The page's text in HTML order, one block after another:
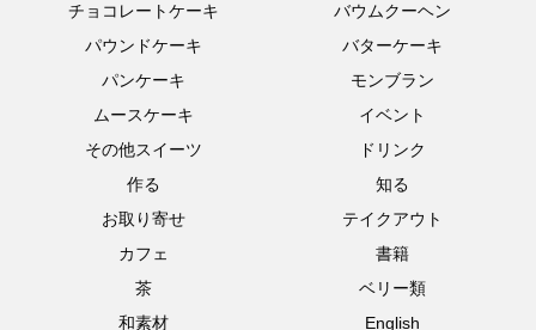
チョコレートケーキ
バウムクーヘン
パウンドケーキ
バターケーキ
パンケーキ
モンブラン
ムースケーキ
イベント
その他スイーツ
ドリンク
作る
知る
お取り寄せ
テイクアウト
カフェ
書籍
茶
ベリー類
和素材
English